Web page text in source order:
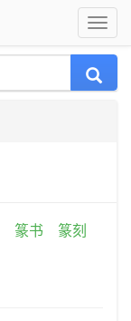
篆书
篆刻